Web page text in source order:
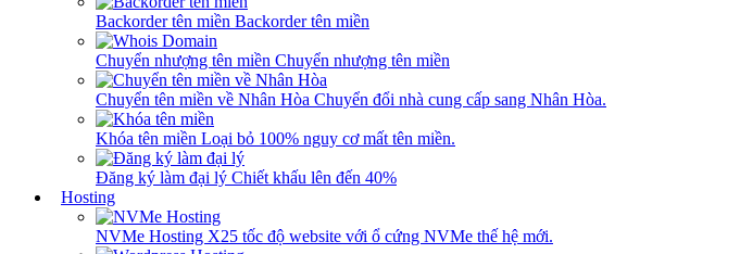
Backorder tên miền Backorder tên miền
Chuyển nhượng tên miền Chuyển nhượng tên miền
Chuyển tên miền về Nhân Hòa Chuyển đổi nhà cung cấp sang Nhân Hòa.
Khóa tên miền Loại bỏ 100% nguy cơ mất tên miền.
Đăng ký làm đại lý Chiết khấu lên đến 40%
Hosting
NVMe Hosting X25 tốc độ website với ổ cứng NVMe thế hệ mới.